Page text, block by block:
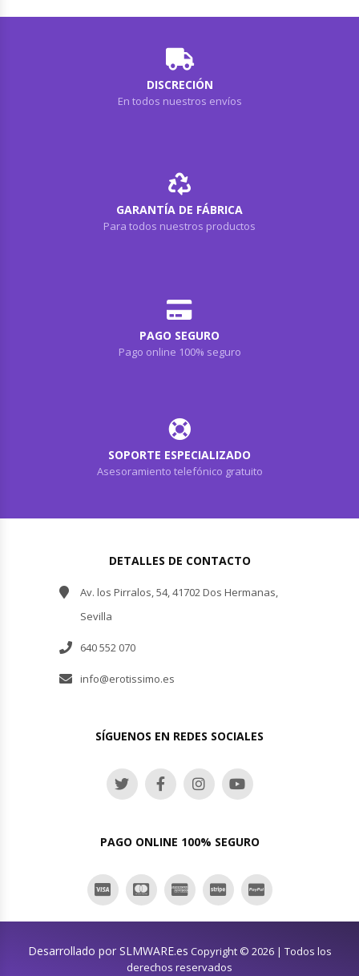
DISCRECIÓN
En todos nuestros envíos
GARANTÍA DE FÁBRICA
Para todos nuestros productos
PAGO SEGURO
Pago online 100% seguro
SOPORTE ESPECIALIZADO
Asesoramiento telefónico gratuito
DETALLES DE CONTACTO
Av. los Pirralos, 54, 41702 Dos Hermanas,
Sevilla
640 552 070
info@erotissimo.es
SÍGUENOS EN REDES SOCIALES
PAGO ONLINE 100% SEGURO
Desarrollado por SLMWARE.es Copyright © 2026 | Todos los
derechos reservados